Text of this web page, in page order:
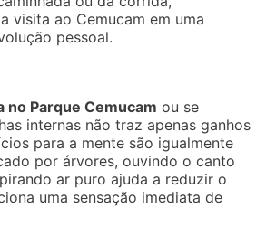
visita ao Cemucam em uma
pessoal.
no Parque Cemucam ou se
internas não traz apenas ganhos
para a mente são igualmente
por árvores, ouvindo o canto
ar puro ajuda a reduzir o
uma sensação imediata de